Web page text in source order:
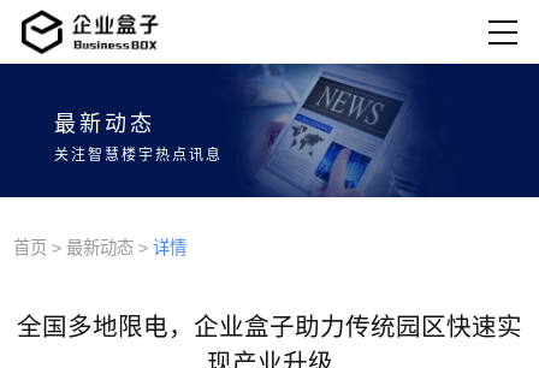
最新动态
关注智慧楼宇热点讯息
首页 > 最新动态 > 详情
全国多地限电，企业盒子助力传统园区快速实
现产业升级